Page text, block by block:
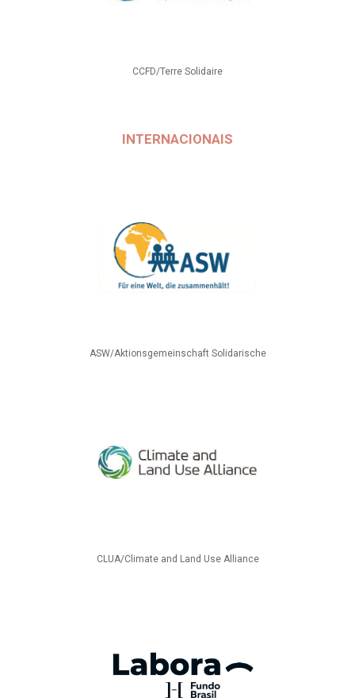
CCFD/Terre Solidaire
INTERNACIONAIS
ASW/Aktionsgemeinschaft Solidarische
CLUA/Climate and Land Use Alliance